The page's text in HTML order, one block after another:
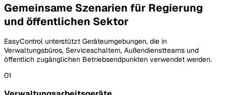
Gemeinsame Szenarien für Regierung
und öffentlichen Sektor
EasyControl unterstützt Geräteumgebungen, die in
Verwaltungsbüros, Serviceschaltern, Außendienstteams und
öffentlich zugänglichen Betriebsendpunkten verwendet werden.
01